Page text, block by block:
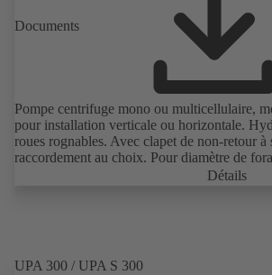
Documents
Pompe centrifuge mono ou multicellulaire,
pour installation verticale ou horizontale.
roues rognables. Avec clapet de non-retour
raccordement au choix. Pour diamètre de
Détails
UPA 300 / UPA S 300